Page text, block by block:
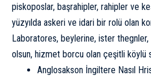
piskoposlar, başrahipler, rahipler ve
yüzyılda askeri ve idari bir rolü olan
Laboratores, beylerine, ister
olsun, hizmet borcu olan çeşitli köylü
Anglosakson İngiltere Nasıl